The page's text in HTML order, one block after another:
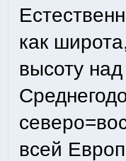
как
высоту
всей